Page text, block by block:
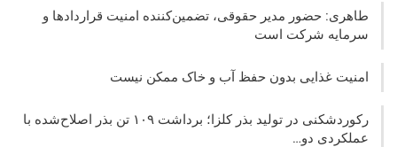
طاهری: حضور مدیر حقوقی، تضمین‌کننده امنیت قراردادها و
سرمایه شرکت‌ است
امنیت غذایی بدون حفظ آب و خاک ممکن نیست
رکوردشکنی در تولید بذر کلزا؛ برداشت ۱۰۹ تن بذر اصلاح‌شده با
عملکردی دو…